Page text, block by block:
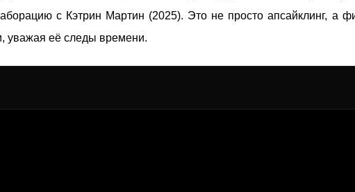
с Кэтрин Мартин (2025). Это не просто апсайклинг, а
уважая её следы времени.